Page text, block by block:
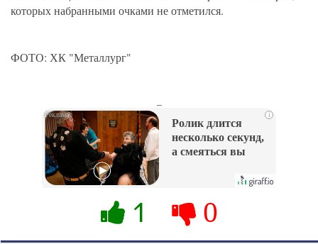
которых набранными очками не отметился.
ФОТО: ХК "Металлург"
i
Ролик длится
несколько секунд,
а смеяться вы
1 0